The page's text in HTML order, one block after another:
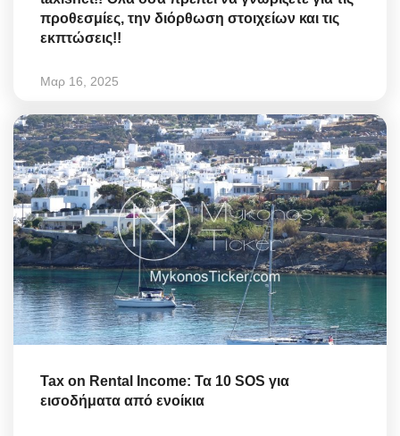
προθεσμίες, την διόρθωση στοιχείων και τις
εκπτώσεις!!
Μαρ 16, 2025
Tax on Rental Income: Τα 10 SOS για
εισοδήματα από ενοίκια